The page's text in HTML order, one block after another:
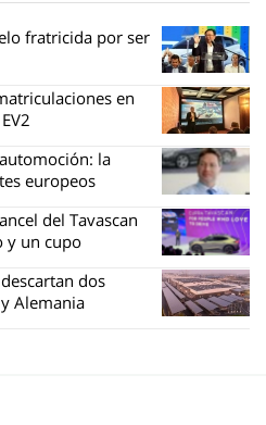
fratricida por ser
en
la
europeos
del Tavascan
y un cupo
dos
Alemania